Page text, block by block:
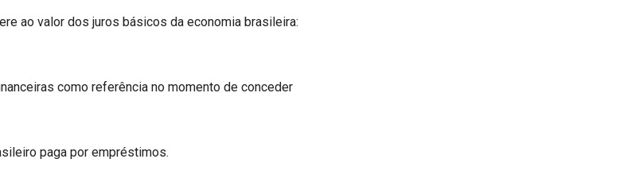
ao valor dos juros básicos da economia brasileira:
como referência no momento de conceder
paga por empréstimos.